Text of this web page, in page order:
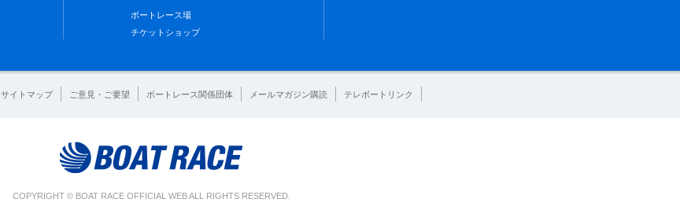
ボートレース場
チケットショップ
サイトマップ ご意見・ご要望 ボートレース関係団体 メールマガジン購読 テレボートリンク
COPYRIGHT © BOAT RACE OFFICIAL WEB ALL RIGHTS RESERVED.